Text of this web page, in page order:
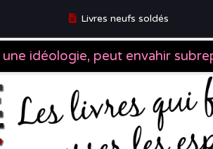
Livres neufs soldés